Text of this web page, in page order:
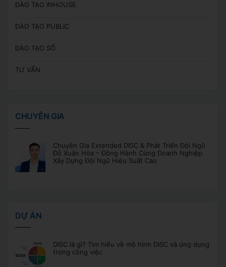
ĐÀO TẠO INHOUSE
ĐÀO TẠO PUBLIC
ĐÀO TẠO SỐ
TƯ VẤN
CHUYÊN GIA
Chuyên Gia Extended DISC & Phát Triển Đội Ngũ
Đỗ Xuân Hòa – Đồng Hành Cùng Doanh Nghiệp
Xây Dựng Đội Ngũ Hiệu Suất Cao
DỰ ÁN
DISC là gì? Tìm hiểu về mô hình DISC và ứng dụng
trong công việc